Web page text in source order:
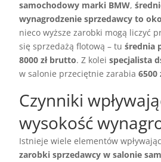
samochodowy marki BMW,
wynagrodzenie sprzedawcy to
nieco wyższe zarobki mogą liczyć
się sprzedażą flotową – tuśrednia
8000 zł brutto. Z koleispecjalista
w salonie przeciętnie zarabia6500
Czynniki
wysokość
Istnieje wiele elementów
zarobki sprzedawcy w salonie